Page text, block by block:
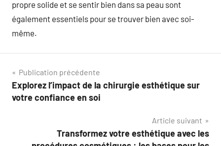
propre solide et se sentir bien dans sa peau sont
également essentiels pour se trouver bien avec soi-
même.
Navigation
de
Publication précédente
Explorez l’impact de la chirurgie esthétique sur
votre confiance en soi
Article suivant
Transformez votre esthétique avec les